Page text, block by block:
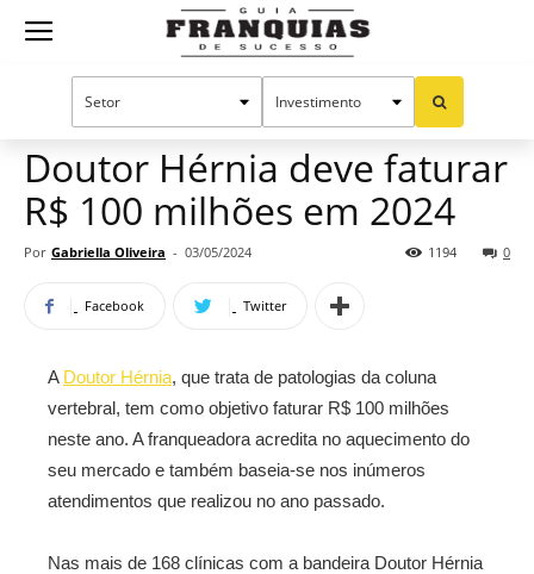
Guia
Mercado de franquias
Doutor Hérnia deve faturar
R$ 100 milhões em 2024
Por Gabriella Oliveira - 03/05/2024 0
1194
Facebook Twitter
A Doutor Hérnia, que trata de patologias da coluna
vertebral, tem como objetivo faturar R$ 100 milhões
neste ano. A franqueadora acredita no aquecimento do
seu mercado e também baseia-se nos inúmeros
atendimentos que realizou no ano passado.
Nas mais de 168 clínicas com a bandeira Doutor Hérnia